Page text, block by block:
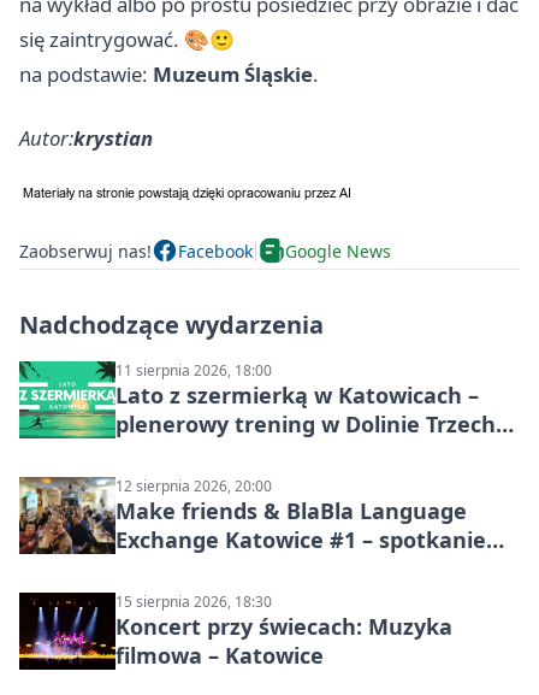
się zaintrygować. 🎨🙂
na podstawie: Muzeum Śląskie.
Autor:krystian
Zaobserwuj nas! Facebook Google News
Nadchodzące wydarzenia
11 sierpnia 2026, 18:00
Lato z szermierką w Katowicach –
plenerowy trening w Dolinie Trzech
12 sierpnia 2026, 20:00
Make friends & BlaBla Language
Exchange Katowice #1 – spotkanie
15 sierpnia 2026, 18:30
Koncert przy świecach: Muzyka
filmowa – Katowice